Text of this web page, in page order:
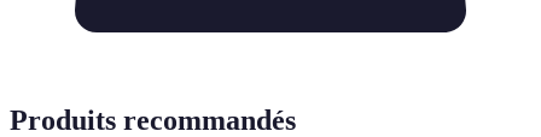
Produits recommandés